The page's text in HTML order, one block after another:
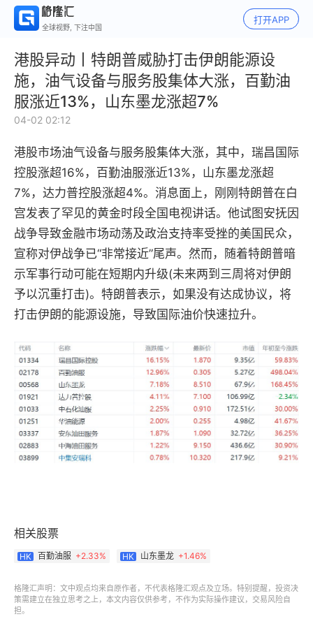
全球视野, 下注中国
打开APP
港股异动丨特朗普威胁打击伊朗能源设
施，油气设备与服务股集体大涨，百勤油
服涨近13%，山东墨龙涨超7%
04-02 02:12
港股市场油气设备与服务股集体大涨，其中，瑞昌国际
控股涨超16%，百勤油服涨近13%，山东墨龙涨超
7%，达力普控股涨超4%。消息面上，刚刚特朗普在白
宫发表了罕见的黄金时段全国电视讲话。他试图安抚因
战争导致金融市场动荡及政治支持率受挫的美国民众，
宣称对伊战争已“非常接近”尾声。然而，随着特朗普暗
示军事行动可能在短期内升级(未来两到三周将对伊朗
予以沉重打击)。特朗普表示，如果没有达成协议，将
打击伊朗的能源设施，导致国际油价快速拉升。
相关股票
HK 百勤油服 +2.33% HK 山东墨龙 +1.46%
格隆汇声明：文中观点均来自原作者，不代表格隆汇观点及立场。特别提醒，投资决
策需建立在独立思考之上，本文内容仅供参考，不作为实际操作建议，交易风险自
担。